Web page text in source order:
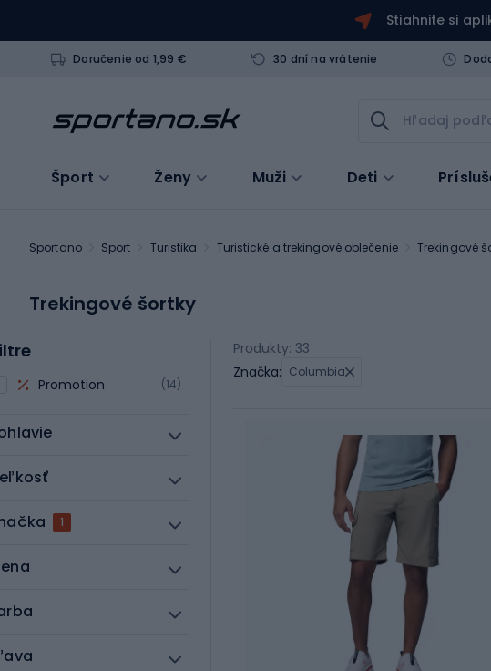
Stiahnite si
Doručenie od 1,99 € 30 dní na vrátenie
Šport Ženy Muži Deti
Sportano Sport Turistika Turistické a trekingové oblečenie Trekingové
Trekingové šortky
Promotion (14)
1
Produkty: 33
Značka: Columbia